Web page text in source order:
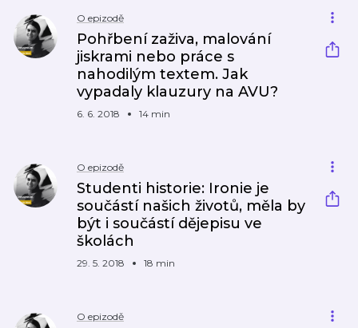
O epizodě
Pohřbení zaživa, malování
jiskrami nebo práce s
nahodilým textem. Jak
vypadaly klauzury na AVU?
6. 6. 2018 14 min
O epizodě
Studenti historie: Ironie je
součástí našich životů, měla by
být i součástí dějepisu ve
školách
29. 5. 2018 18 min
O epizodě